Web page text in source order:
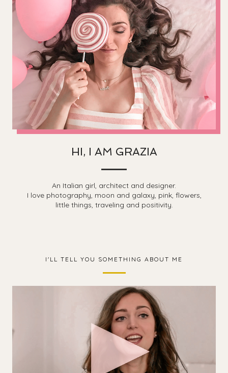
HI, I AM GRAZIA
An Italian girl, architect and designer.
I love photography, moon and galaxy, pink, flowers,
little things, traveling and positivity.
I'LL TELL YOU SOMETHING ABOUT ME